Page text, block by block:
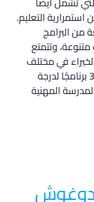
التعليم.
البرامج
وتتمتع
في مختلف
التخصصات. تتضمن الجامعة 35 برنامجًا لدرجة
في المدرسة المهنية